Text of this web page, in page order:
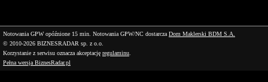
Notowania GPW opóźnione 15 min. Notowania GPW/NC dostarcza Dom Maklerski BDM S.A.
© 2010-2026 BIZNESRADAR sp. z o.o.
Korzystanie z serwisu oznacza akceptację regulaminu
Pełna wersja BiznesRadar.pl